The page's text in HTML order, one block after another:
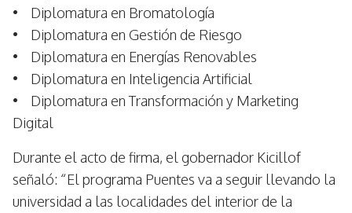
• Diplomatura en Bromatología
• Diplomatura en Gestión de Riesgo
• Diplomatura en Energías Renovables
• Diplomatura en Inteligencia Artificial
• Diplomatura en Transformación y Marketing
Digital
Durante el acto de firma, el gobernador Kicillof
señaló: “El programa Puentes va a seguir llevando la
universidad a las localidades del interior de la